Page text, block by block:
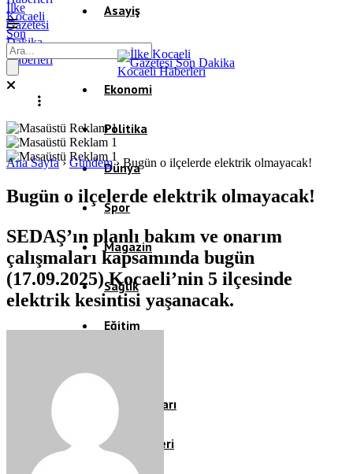
İlke
Kocaeli
Gazetesi
Son
Dakika
Kocaeli
Haberleri
Asayiş
Gündem
Ekonomi
Politika
Dünya
Spor
Magazin
Sağlık
Eğitim
Köşe Yazıları
Video Galeri
Ana Sayfa› Gündem› Bugün o ilçelerde elektrik olmayacak!
Bugün o ilçelerde elektrik olmayacak!
SEDAŞ’ın planlı bakım ve onarım
çalışmaları kapsamında bugün
(17.09.2025) Kocaeli’nin 5 ilçesinde
elektrik kesintisi yaşanacak.